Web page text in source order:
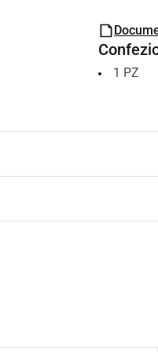
1 PZ